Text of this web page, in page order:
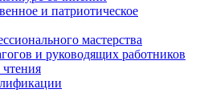
и патриотическое
мастерства
и руководящих работников